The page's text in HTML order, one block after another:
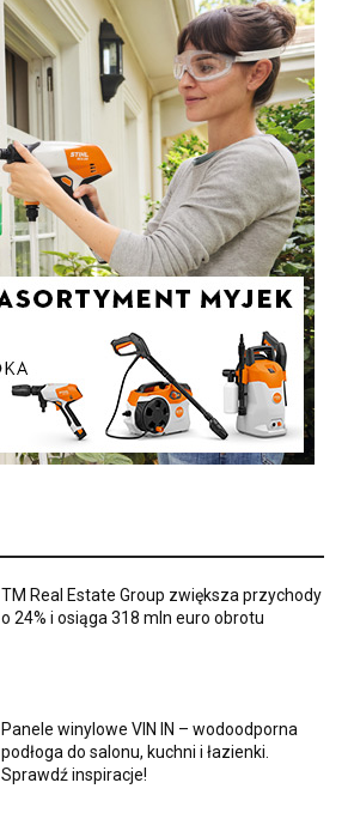
TM Real Estate Group zwiększa przychody
o 24% i osiąga 318 mln euro obrotu
Panele winylowe VIN IN – wodoodporna
podłoga do salonu, kuchni i łazienki.
Sprawdź inspiracje!